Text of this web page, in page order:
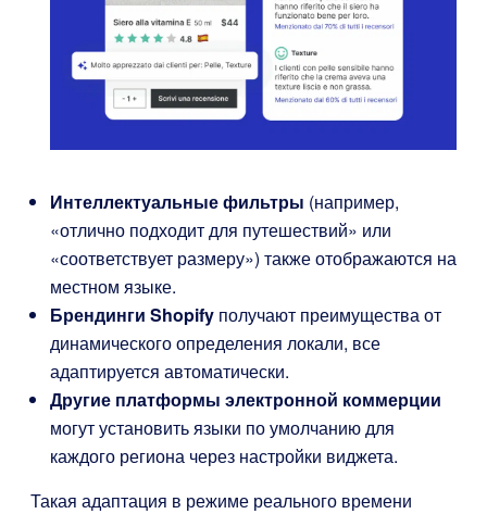
Интеллектуальные фильтры (например,
«отлично подходит для путешествий» или
«соответствует размеру») также отображаются на
местном языке.
Брендинги Shopify получают преимущества от
динамического определения локали, все
адаптируется автоматически.
Другие платформы электронной коммерции
могут установить языки по умолчанию для
каждого региона через настройки виджета.
Такая адаптация в режиме реального времени